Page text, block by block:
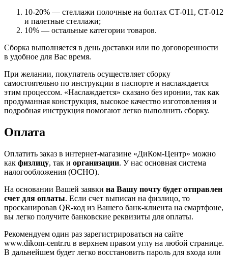
10-20% — стеллажи полочные на болтах СТ-011, СТ-012
и палетные стеллажи;
10% — остальные категории товаров.
Сборка выполняется в день доставки или по договоренности
в удобное для Вас время.
При желании, покупатель осуществляет сборку
самостоятельно по инструкции в паспорте и наслаждается
этим процессом. «Наслаждается» сказано без иронии, так как
продуманная конструкция, высокое качество изготовления и
подробная инструкция помогают легко выполнить сборку.
Оплата
Оплатить заказ в интернет-магазине «ДиКом-Центр» можно
как физлицу, так и организации. У нас основная система
налогообложения (ОСНО).
На основании Вашей заявки на Вашу почту будет отправлен
счет для оплаты. Если счет выписан на физлицо, то
просканировав QR-код из Вашего банк-клиента на смартфоне,
вы легко получите банковские реквизиты для оплаты.
Рекомендуем один раз зарегистрироваться на сайте
www.dikom-centr.ru в верхнем правом углу на любой странице.
В дальнейшем будет легко восстановить пароль для входа или